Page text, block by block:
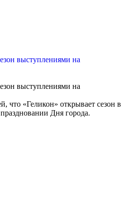
выступлениями на
выступлениями на
что «Геликон» открывает сезон в
Дня города.